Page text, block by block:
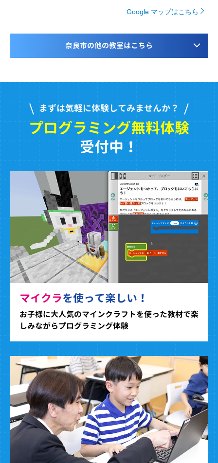
Google マップはこちら
奈良市の他の教室はこちら
まずは気軽に体験してみませんか？
プログラミング無料体験
受付中！
マイクラを使って楽しい！
お子様に大人気のマインクラフトを使った教材で楽
しみながらプログラミング体験